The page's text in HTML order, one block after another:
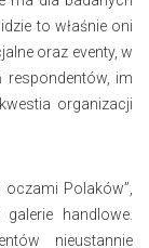
to właśnie oni
oraz eventy, w
respondentów, im
organizacji
oczami Polaków”,
handlowe.
nieustannie